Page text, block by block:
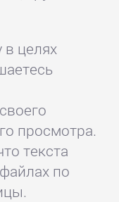
в целях
просмотра.
текста
по